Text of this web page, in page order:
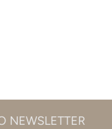
NEWSLETTER